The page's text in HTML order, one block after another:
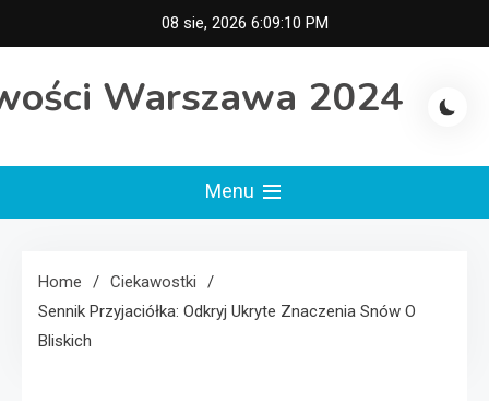
to
08 sie, 2026 6:09:11 PM
Warszawa 2024
Menu
Home
Ciekawostki
Sennik Przyjaciółka: Odkryj Ukryte Znaczenia Snów O
Bliskich